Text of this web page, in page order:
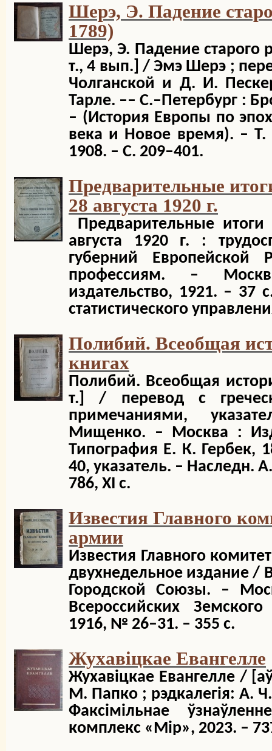
Шерэ, Э. Падение
1789)
Шерэ, Э. Падение старого
т., 4 вып.] / Эмэ Шерэ ;
Чолганской и Д. И.
Тарле. –– С.–Петербург :
– (История Европы по
века и Новое время). –
1908. – С. 209–401.
Предварительные
28 августа 1920 г.
Предварительные
августа 1920 г. :
губерний Европейской
профессиям. –
издательство, 1921. – 37
статистического
Полибий. Всеобщая
книгах
Полибий. Всеобщая
т.] / перевод с
примечаниями,
Мищенко. – Москва :
Типография Е. К. Гербек,
40, указатель. – Наследн.
786, XI с.
Известия Главного
армии
Известия Главного
двухнедельное издание /
Городской Союзы. –
Всероссийских
1916, № 26–31. – 355 с.
Жухавіцкае Евангелле
Жухавіцкае Евангелле /
М. Папко ; рэдкалегія: А.
Факсімільнае
комплекс «Мір», 2023. –